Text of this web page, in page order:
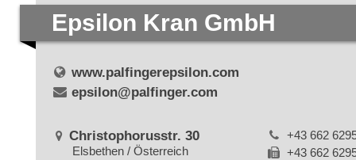
Epsilon Kran GmbH
www.palfingerepsilon.com
epsilon@palfinger.com
Christophorusstr. 30
Elsbethen / Österreich
+43 662
+43 662